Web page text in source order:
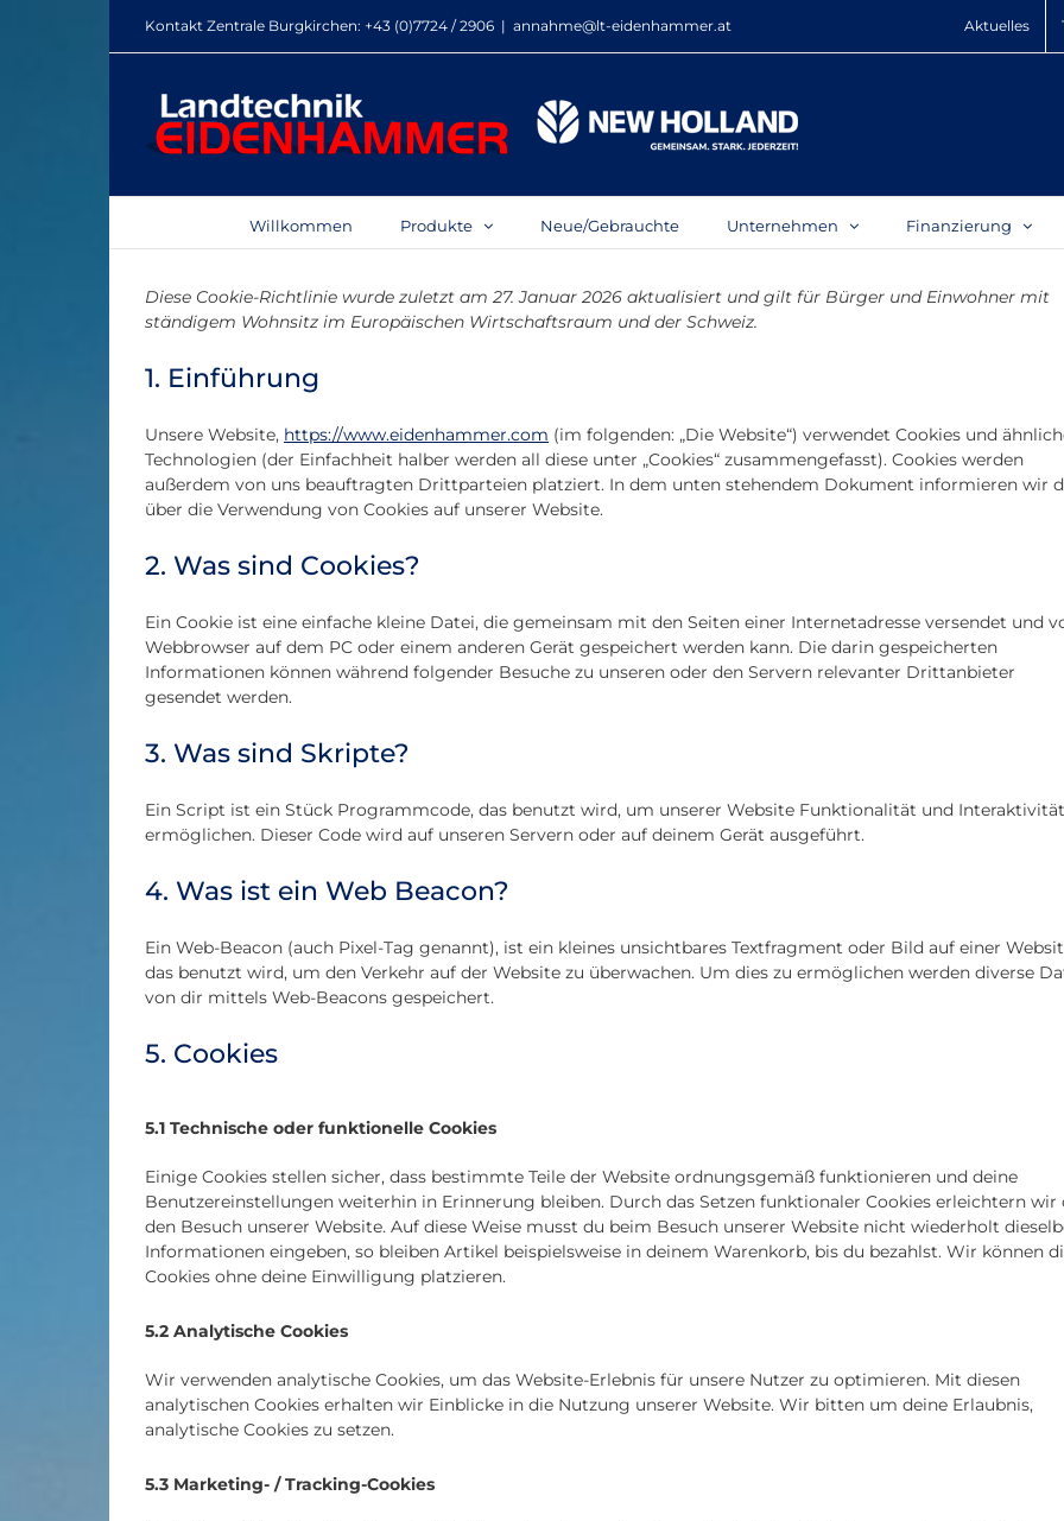
Kontakt Zentrale Burgkirchen: +43 (0)7724 / 2906 | annahme@lt-eidenhammer.at Aktuelles
Willkommen Produkte Neue/Gebrauchte Unternehmen Finanzierung
Diese Cookie-Richtlinie wurde zuletzt am 27. Januar 2026 aktualisiert und gilt für Bürger und Einwohner mit
ständigem Wohnsitz im Europäischen Wirtschaftsraum und der Schweiz.
1. Einführung
Unsere Website, https://www.eidenhammer.com (im folgenden: „Die Website“) verwendet Cookies und
Technologien (der Einfachheit halber werden all diese unter „Cookies“ zusammengefasst). Cookies werden
außerdem von uns beauftragten Drittparteien platziert. In dem unten stehendem Dokument informieren wir
über die Verwendung von Cookies auf unserer Website.
2. Was sind Cookies?
Ein Cookie ist eine einfache kleine Datei, die gemeinsam mit den Seiten einer Internetadresse versendet und
Webbrowser auf dem PC oder einem anderen Gerät gespeichert werden kann. Die darin gespeicherten
Informationen können während folgender Besuche zu unseren oder den Servern relevanter Drittanbieter
gesendet werden.
3. Was sind Skripte?
Ein Script ist ein Stück Programmcode, das benutzt wird, um unserer Website Funktionalität und
ermöglichen. Dieser Code wird auf unseren Servern oder auf deinem Gerät ausgeführt.
4. Was ist ein Web Beacon?
Ein Web-Beacon (auch Pixel-Tag genannt), ist ein kleines unsichtbares Textfragment oder Bild auf einer
das benutzt wird, um den Verkehr auf der Website zu überwachen. Um dies zu ermöglichen werden diverse
von dir mittels Web-Beacons gespeichert.
5. Cookies
5.1 Technische oder funktionelle Cookies
Einige Cookies stellen sicher, dass bestimmte Teile der Website ordnungsgemäß funktionieren und deine
Benutzereinstellungen weiterhin in Erinnerung bleiben. Durch das Setzen funktionaler Cookies erleichtern wir
den Besuch unserer Website. Auf diese Weise musst du beim Besuch unserer Website nicht wiederholt
Informationen eingeben, so bleiben Artikel beispielsweise in deinem Warenkorb, bis du bezahlst. Wir können
Cookies ohne deine Einwilligung platzieren.
5.2 Analytische Cookies
Wir verwenden analytische Cookies, um das Website-Erlebnis für unsere Nutzer zu optimieren. Mit diesen
analytischen Cookies erhalten wir Einblicke in die Nutzung unserer Website. Wir bitten um deine Erlaubnis,
analytische Cookies zu setzen.
5.3 Marketing- / Tracking-Cookies